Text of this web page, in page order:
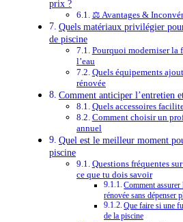
prix ?
⚖️ Avantages &
Quels matériaux privilégier
de piscine
Pourquoi moderniser la
l’eau
Quels équipements
rénovée
Comment anticiper l’entretien
Quels accessoires
Comment choisir un
annuel
Quel est le meilleur moment
piscine
Questions fréquentes
ce que tu dois savoir
Comment assurer
rénovée sans dépenser
Que faire si une
de la piscine